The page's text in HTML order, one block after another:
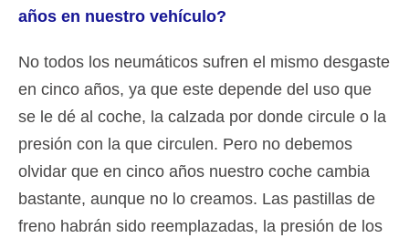
años en nuestro vehículo?
No todos los neumáticos sufren el mismo desgaste
en cinco años, ya que este depende del uso que
se le dé al coche, la calzada por donde circule o la
presión con la que circulen. Pero no debemos
olvidar que en cinco años nuestro coche cambia
bastante, aunque no lo creamos. Las pastillas de
freno habrán sido reemplazadas, la presión de los